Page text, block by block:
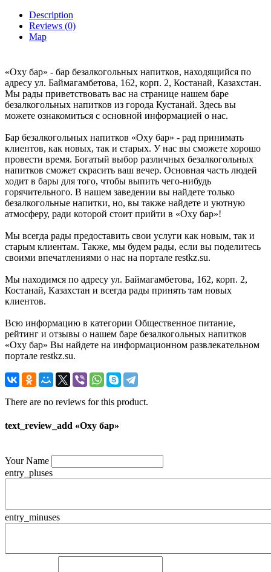
Description
Reviews (0)
Map
«Oxy бар» - бар безалкогольных напитков, находящийся по
адресу ул. Баймагамбетова, 162, корп. 2, Костанай, Казахстан.
Мы рады приветствовать вас на странице нашем баре
безалкогольных напитков из города Кустанай. Здесь вы
можете ознакомиться с основной информацией о нас.
Бар безалкогольных напитков «Oxy бар» - рад принимать
клиентов, как новых, так и старых. У нас вы сможете хорошо
провести время. Богатый выбор различных безалкогольных
напитков сможет скрасить ваш вечер. Основная часть людей
ходит в бары для того, чтобы выпить чего-нибудь
горячительного. В нашем заведении вы найдете только
безалкогольные напитки, но, вы также найдете и уютную
атмосферу, ради которой стоит прийти в «Oxy бар»!
Мы всегда рады предоставить свои услуги как новым, так и
старым клиентам. Также, мы будем рады, если вы поделитесь
своими впечатлениями о нас на портале restkz.su.
Мы находимся по адресу ул. Баймагамбетова, 162, корп. 2,
Костанай, Казахстан и всегда рады принять там новых
клиентов.
Всю информацию в категории Общественное питание,
рейтинг и отзывы о нашем баре безалкогольных напитков
«Oxy бар» Вы найдете на информационном развлекательном
портале restkz.su.
There are no reviews for this product.
text_review_add «Oxy бар»
Your Name
entry_pluses
entry_minuses